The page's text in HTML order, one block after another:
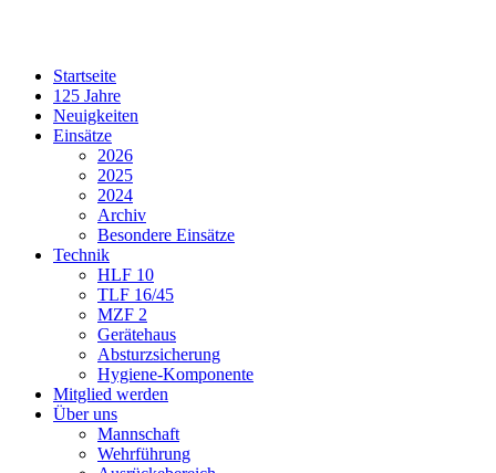
Startseite
125 Jahre
Neuigkeiten
Einsätze
2026
2025
2024
Archiv
Besondere Einsätze
Technik
HLF 10
TLF 16/45
MZF 2
Gerätehaus
Absturzsicherung
Hygiene-Komponente
Mitglied werden
Über uns
Mannschaft
Wehrführung